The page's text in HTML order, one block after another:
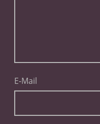
E-Mail